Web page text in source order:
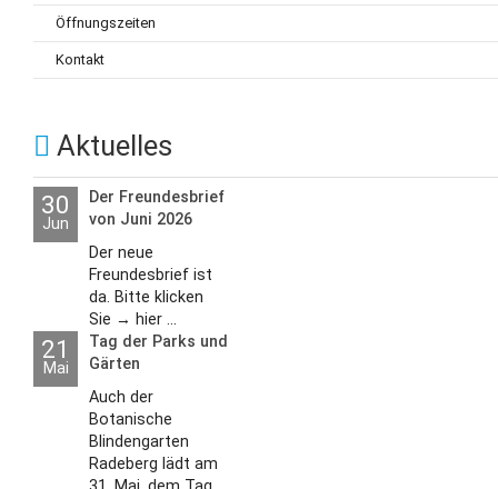
Öffnungszeiten
Kontakt
Aktuelles
30
Jun
Der Freundesbrief
von Juni 2026
Der neue
Freundesbrief ist
da. Bitte klicken
Sie → hier ...
21
Mai
Tag der Parks und
Gärten
Auch der
Botanische
Blindengarten
Radeberg lädt am